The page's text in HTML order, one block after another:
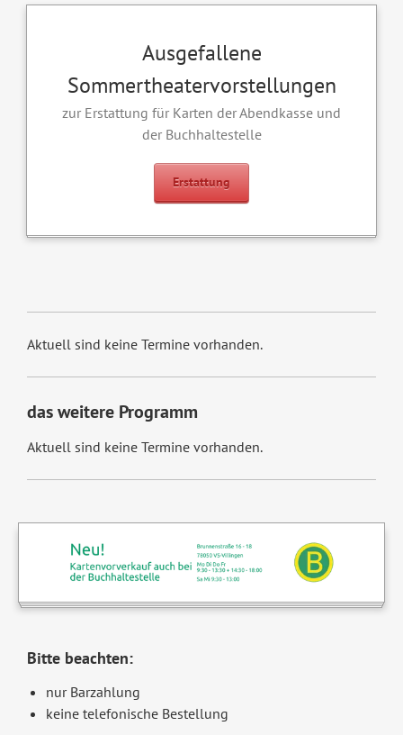
Ausgefallene
Sommertheatervorstellungen
zur Erstattung für Karten der Abendkasse und
der Buchhaltestelle
Erstattung
Aktuell sind keine Termine vorhanden.
das weitere Programm
Aktuell sind keine Termine vorhanden.
Bitte beachten:
nur Barzahlung
keine telefonische Bestellung